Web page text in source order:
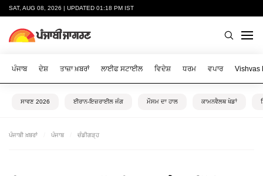
SAT, AUG 08, 2026 | UPDATED 01:18 PM IST
ਪੰਜਾਬ ਦੇਸ਼ ਤਾਜ਼ਾ ਖ਼ਬਰਾਂ ਲਾਈਫ ਸਟਾਈਲ ਵਿਦੇਸ਼ ਧਰਮ ਵਪਾਰ Vishvas
ਸਾਵਣ 2026 ਈਰਾਨ-ਇਜ਼ਰਾਈਲ ਜੰਗ ਮੌਸਮ ਦਾ ਹਾਲ ਕਾਮਨਵੈਲਥ ਖੇਡਾਂ
ਪੰਜਾਬੀ ਖ਼ਬਰਾਂ ਪੰਜਾਬ ਚੰਡੀਗੜ੍ਹ